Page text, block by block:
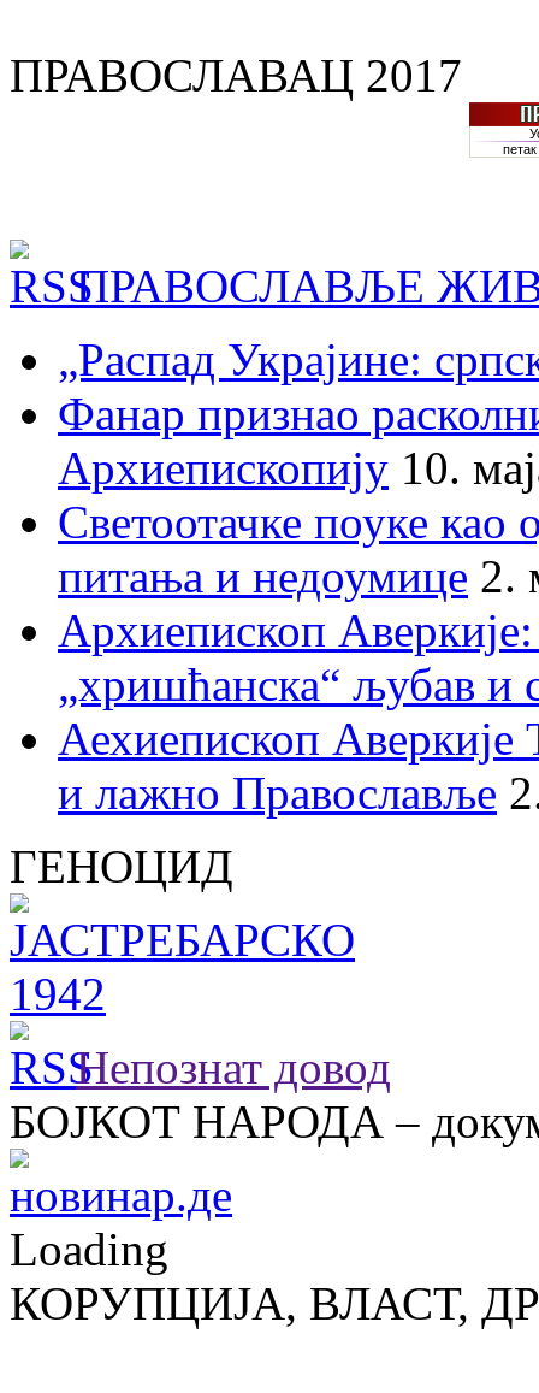
ПРАВОСЛАВАЦ 2017
ПРАВОСЛАВЉЕ
„Распад Украјине:
Фанар признао
Архиепископију 10.
Светоотачке поуке као
питања и недоумице 2.
Архиепископ
„хришћанска“ љубав и
Аехиепископ
и лажно Православље
ГЕНОЦИД
Непознат довод
БОЈКОТ НАРОДА –
Loading
КОРУПЦИЈА, ВЛАСТ,